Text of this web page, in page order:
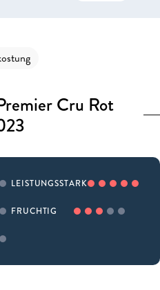
Cru Rot
LEISTUNGSSTARK
FRUCHTIG